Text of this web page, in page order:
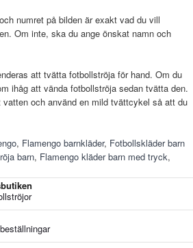
numret på bilden är exakt vad du vill
Om inte, ska du ange önskat namn och
att tvätta fotbollströja för hand. Om du
ihåg att vända fotbollströja sedan tvätta den.
och använd en mild tvättcykel så att du
, Flamengo barnkläder, Fotbollskläder barn
barn, Flamengo kläder barn med tryck,